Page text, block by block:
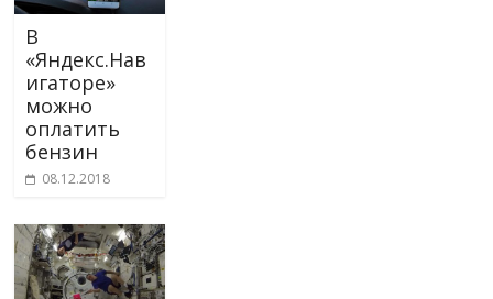
В
«Яндекс.Нав
игаторе»
можно
оплатить
бензин
08.12.2018